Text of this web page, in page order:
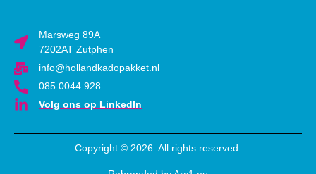
Marsweg 89A
7202AT Zutphen
info@hollandkadopakket.nl
085 0044 928
Volg ons op LinkedIn
Copyright © 2026. All rights reserved.